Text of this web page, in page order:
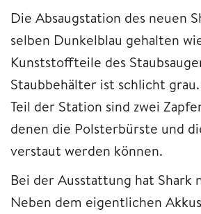
Die Absaugstation des neuen
selben Dunkelblau gehalten
Kunststoffteile des
Staubbehälter ist schlicht
Teil der Station sind zwei
denen die Polsterbürste und
verstaut werden können.
Bei der Ausstattung hat Shark
Neben dem eigentlichen